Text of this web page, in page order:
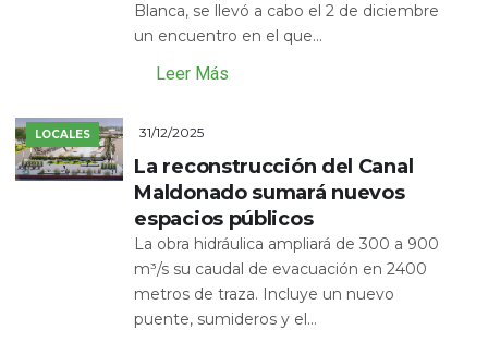
Blanca, se llevó a cabo el 2 de diciembre
un encuentro en el que...
Leer Más
LOCALES 31/12/2025
La reconstrucción del Canal
Maldonado sumará nuevos
espacios públicos
La obra hidráulica ampliará de 300 a 900
m³/s su caudal de evacuación en 2400
metros de traza. Incluye un nuevo
puente, sumideros y el...